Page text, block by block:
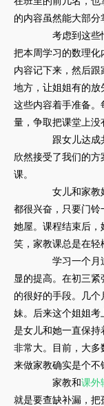
的内容虽然能大部分
考虑到这些情
把本周学习的数理化
内容记下来，然后
地方，让姐姐有的放
这些内容着手准备
量，争取把课堂上没
跟女儿达成共
欣然接受了我们的
课。
女儿和家教姐
都很兴奋，只要门
她屋。课程结束后
笑，家教课总是在轻
学习一个月过
显的提高。在初三
的很好的手段。几个
妹。后来这个姐姐考
是女儿和她一直保
非常大。目前，大多
来做家教确实是个不
家教和课外
就是要查缺补漏，